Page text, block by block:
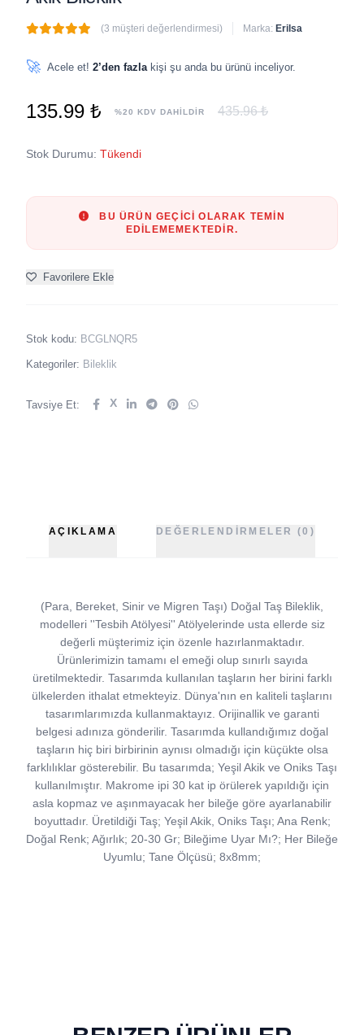
(3 müşteri değerlendirmesi) Marka: Erilsa
🚀 Acele et! 2’den fazla kişi şu anda bu ürünü inceliyor.
135.99 ₺ %20 KDV DAHİLDİR 435.96 ₺
Stok Durumu: Tükendi
BU ÜRÜN GEÇICI OLARAK TEMIN
EDILEMEMEKTEDIR.
Favorilere Ekle
Stok kodu: BCGLNQR5
Kategoriler: Bileklik
Tavsiye Et: X
AÇIKLAMA DEĞERLENDIRMELER (0)
(Para, Bereket, Sinir ve Migren Taşı) Doğal Taş Bileklik,
modelleri ''Tesbih Atölyesi'' Atölyelerinde usta ellerde siz
değerli müşterimiz için özenle hazırlanmaktadır.
Ürünlerimizin tamamı el emeği olup sınırlı sayıda
üretilmektedir. Tasarımda kullanılan taşların her birini farklı
ülkelerden ithalat etmekteyiz. Dünya'nın en kaliteli taşlarını
tasarımlarımızda kullanmaktayız. Orijinallik ve garanti
belgesi adınıza gönderilir. Tasarımda kullandığımız doğal
taşların hiç biri birbirinin aynısı olmadığı için küçükte olsa
farklılıklar gösterebilir. Bu tasarımda; Yeşil Akik ve Oniks Taşı
kullanılmıştır. Makrome ipi 30 kat ip örülerek yapıldığı için
asla kopmaz ve aşınmayacak her bileğe göre ayarlanabilir
boyuttadır. Üretildiği Taş; Yeşil Akik, Oniks Taşı; Ana Renk;
Doğal Renk; Ağırlık; 20-30 Gr; Bileğime Uyar Mı?; Her Bileğe
Uyumlu; Tane Ölçüsü; 8x8mm;